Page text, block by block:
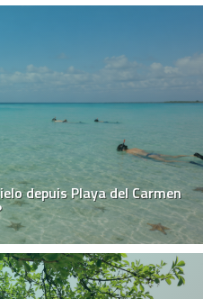
depuis Playa del Carmen